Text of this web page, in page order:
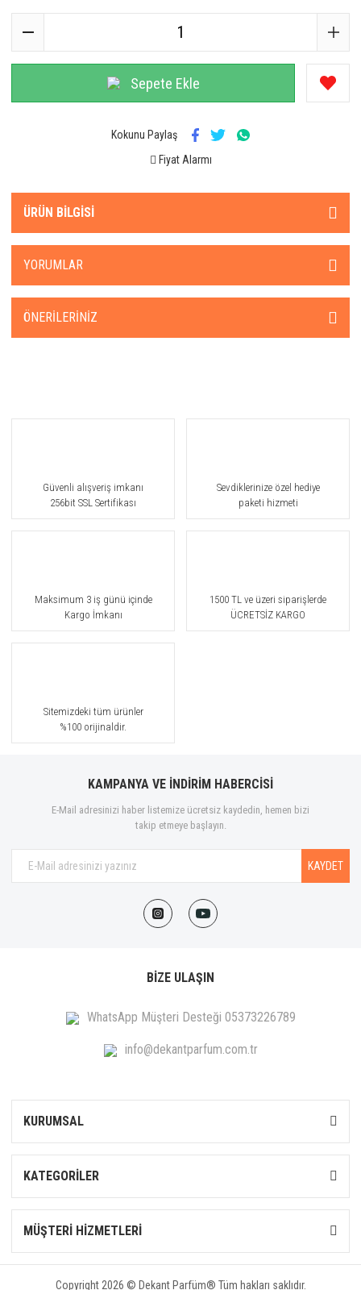
Sepete Ekle
Kokunu Paylaş
Fiyat Alarmı
ÜRÜN BILGISI
YORUMLAR
ÖNERILERINIZ
Güvenli alışveriş imkanı
256bit SSL Sertifikası
Sevdiklerinize özel hediye
paketi hizmeti
Maksimum 3 iş günü içinde
Kargo İmkanı
1500 TL ve üzeri siparişlerde
ÜCRETSİZ KARGO
Sitemizdeki tüm ürünler
%100 orijinaldir.
KAMPANYA VE İNDİRİM HABERCİSİ
E-Mail adresinizi haber listemize ücretsiz kaydedin, hemen bizi
takip etmeye başlayın.
KAYDET
BİZE ULAŞIN
WhatsApp Müşteri Desteği 05373226789
info@dekantparfum.com.tr
KURUMSAL
KATEGORİLER
MÜŞTERİ HİZMETLERİ
Copyright 2026 © Dekant Parfüm® Tüm hakları saklıdır.